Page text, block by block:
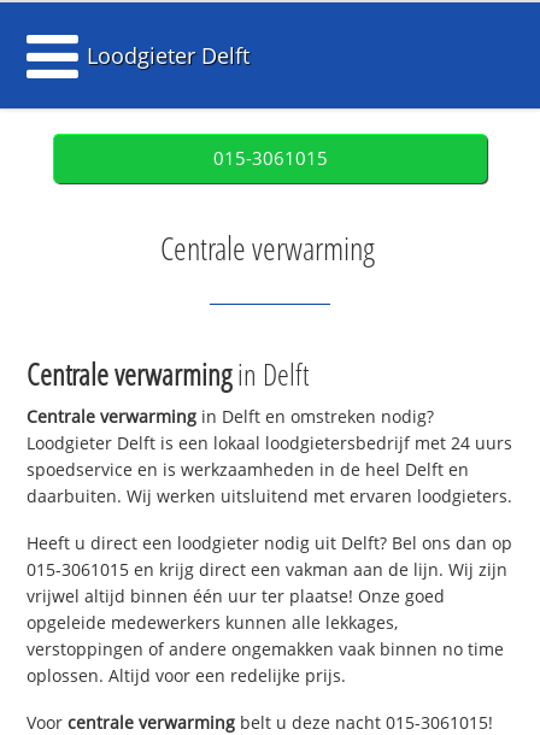
Loodgieter Delft
015-3061015
Centrale verwarming
Centrale verwarmingin Delft
Centrale verwarming in Delft en omstreken nodig?
Loodgieter Delft is een lokaal loodgietersbedrijf met 24 uurs
spoedservice en is werkzaamheden in de heel Delft en
daarbuiten. Wij werken uitsluitend met ervaren loodgieters.
Heeft u direct een loodgieter nodig uit Delft? Bel ons dan op
015-3061015 en krijg direct een vakman aan de lijn. Wij zijn
vrijwel altijd binnen één uur ter plaatse! Onze goed
opgeleide medewerkers kunnen alle lekkages,
verstoppingen of andere ongemakken vaak binnen no time
oplossen. Altijd voor een redelijke prijs.
Voorcentrale verwarming belt u deze nacht 015-3061015!